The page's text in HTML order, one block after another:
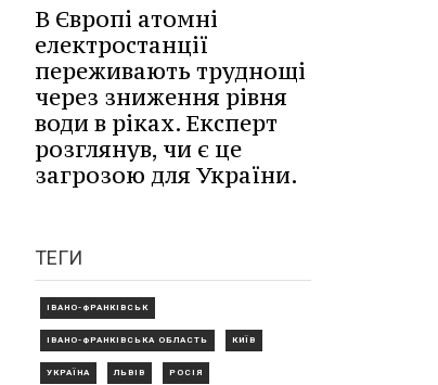
В Європі атомні
електростанції
переживають труднощі
через зниження рівня
води в ріках. Експерт
розглянув, чи є це
загрозою для України.
ТЕГИ
ІВАНО-ФРАНКІВСЬК
ІВАНО-ФРАНКІВСЬКА ОБЛАСТЬ КИЇВ
УКРАЇНА ЛЬВІВ РОСІЯ